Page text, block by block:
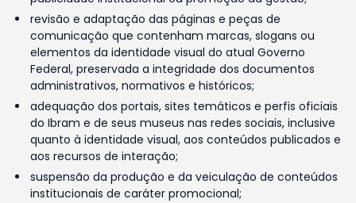
revisão e adaptação das páginas e peças de
comunicação que contenham marcas, slogans ou
elementos da identidade visual do atual Governo
Federal, preservada a integridade dos documentos
administrativos, normativos e históricos;
adequação dos portais, sites temáticos e perfis oficiais
do Ibram e de seus museus nas redes sociais, inclusive
quanto à identidade visual, aos conteúdos publicados e
aos recursos de interação;
suspensão da produção e da veiculação de conteúdos
institucionais de caráter promocional;